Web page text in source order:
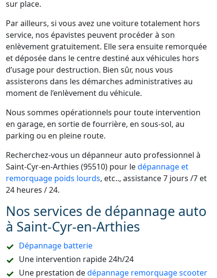
sur place.
Par ailleurs, si vous avez une voiture totalement hors
service, nos épavistes peuvent procéder à son
enlèvement gratuitement. Elle sera ensuite remorquée
et déposée dans le centre destiné aux véhicules hors
d’usage pour destruction. Bien sûr, nous vous
assisterons dans les démarches administratives au
moment de l’enlèvement du véhicule.
Nous sommes opérationnels pour toute intervention
en garage, en sortie de fourrière, en sous-sol, au
parking ou en pleine route.
Recherchez-vous un dépanneur auto professionnel à
Saint-Cyr-en-Arthies (95510) pour ledépannage et
remorquage poids lourds, etc.., assistance 7 jours /7 et
24 heures / 24.
Nos services de dépannage auto
à Saint-Cyr-en-Arthies
Dépannage batterie
Une intervention rapide 24h/24
Une prestation dedépannage remorquage scooter